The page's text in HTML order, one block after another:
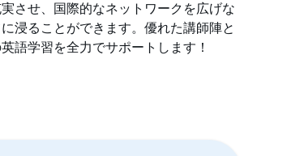
させ、国際的なネットワークを広げな
浸ることができます。優れた講師陣と
語学習を全力でサポートします！